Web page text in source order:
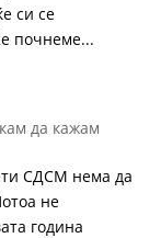
си се
почнеме...
да кажам
СДСМ нема да
не
година